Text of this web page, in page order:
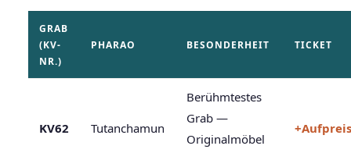
GRAB
(KV-
NR.)
PHARAO BESONDERHEIT TICKET
KV62 Tutanchamun
Berühmtestes
Grab —
Originalmöbel
+Aufpreis